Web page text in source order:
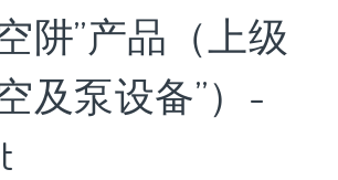
阱”产品（上级
及泵设备”）-